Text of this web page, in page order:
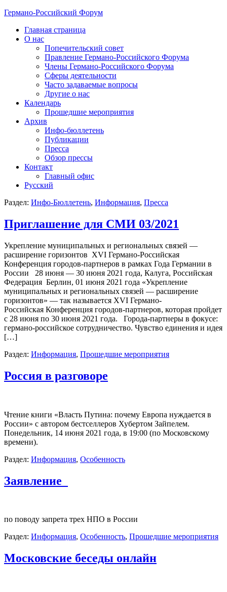
Германо-Российский Форум
Главная страница
О нас
Попечительский совет
Правление Германо-Российского Форума
Члены Германо-Российского Форума
Сферы деятельности
Часто задаваемые вопросы
Другие о нас
Календарь
Прошедшие мероприятия
Архив
Инфо-бюллетень
Публикации
Пресса
Обзор прессы
Контакт
Главный офис
Русский
Раздел: Инфо-Бюллетень, Информация, Пресса
Приглашение для СМИ 03/2021
Укрепление муниципальных и региональных связей —
расширение горизонтов XVI Германо-Российская
Конференция городов-партнеров в рамках Года Германии в
России 28 июня — 30 июня 2021 года, Калуга, Российская
Федерация Берлин, 01 июня 2021 года «Укрепление
муниципальных и региональных связей — расширение
горизонтов» — так называется XVI Германо-
Российская Конференция городов-партнеров, которая пройдет
с 28 июня по 30 июня 2021 года. Города-партнеры в фокусе:
германо-российское сотрудничество. Чувство единения и идея
[…]
Раздел: Информация, Прошедшие мероприятия
Россия в разговоре
Чтение книги «Власть Путина: почему Европа нуждается в
России» с автором бестселлеров Хубертом Зайпелем.
Понедельник, 14 июня 2021 года, в 19:00 (по Московскому
времени).
Раздел: Информация, Особенность
Заявление
по поводу запрета трех НПО в России
Раздел: Информация, Особенность, Прошедшие мероприятия
Московские беседы онлайн